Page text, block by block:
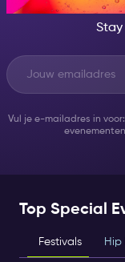
Vul je e-mailadres in
Top Special
Festivals Hip